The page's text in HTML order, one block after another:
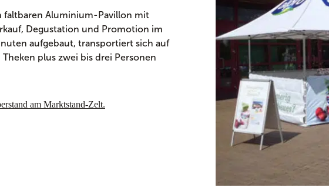
faltbaren Aluminium-Pavillon mit
Degustation und Promotion im
aufgebaut, transportiert sich auf
plus zwei bis drei Personen
am Marktstand-Zelt.